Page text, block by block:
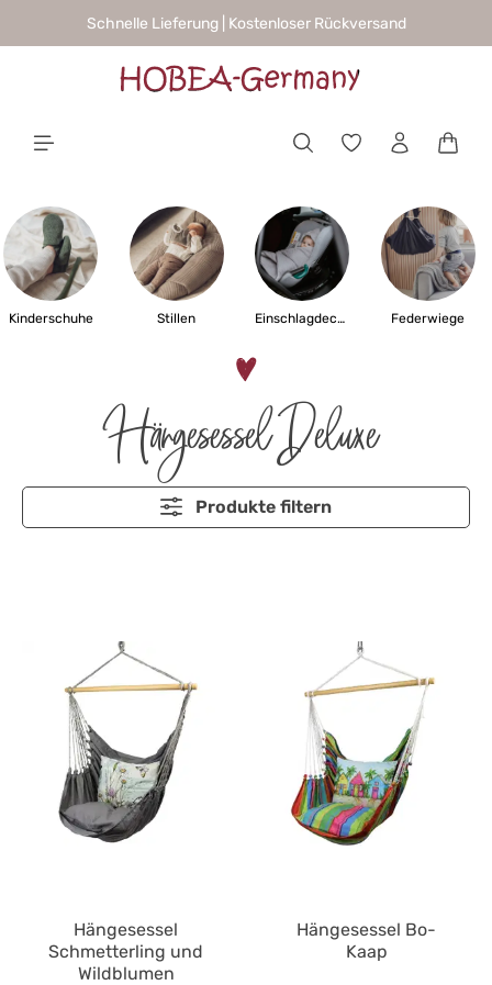
springenSchnelle Lieferung | Kostenloser Rückversand
Kinderschuhe Stillen Einschlagdecken Federwiege
Hängesessel Deluxe
Produkte filtern
Hängesessel
Schmetterling und
Wildblumen
Hängesessel Bo-
Kaap